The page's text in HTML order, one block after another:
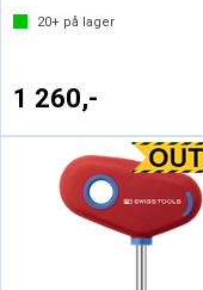
20+ på lager
1 260,-